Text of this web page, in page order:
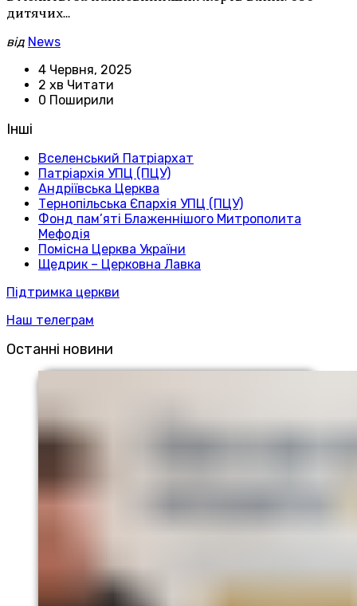
дитячих…
від News
4 Червня, 2025
2 хв Читати
0 Поширили
Інші
Вселенський Патріархат
Патріархія УПЦ (ПЦУ)
Андріївська Церква
Тернопільська Єпархія УПЦ (ПЦУ)
Фонд пам’яті Блаженнішого Митрополита
Мефодія
Помісна Церква України
Щедрик – Церковна Лавка
Підтримка церкви
Наш телеграм
Останні новини